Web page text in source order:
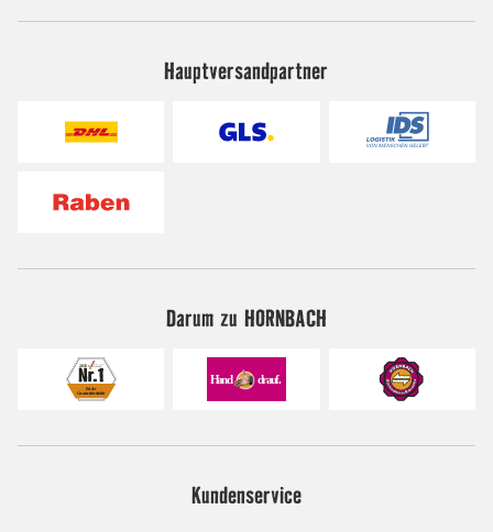
Hauptversandpartner
Darum zu HORNBACH
Kundenservice